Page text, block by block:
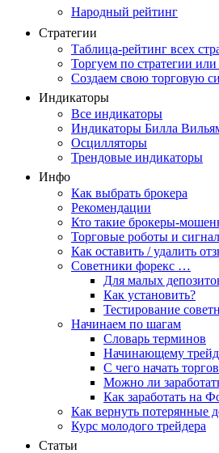
Народный рейтинг
Стратегии
Таблица-рейтинг всех
Торгуем по стратегии
Создаем свою торговую
Индикаторы
Все индикаторы
Индикаторы Билла
Осцилляторы
Трендовые индикаторы
Инфо
Как выбрать брокера
Рекомендации
Кто такие брокеры-
Торговые роботы и
Как оставить / удалить
Советники форекс …
Для малых
Как установить?
Тестирование
Начинаем по шагам
Словарь терминов
Начинающему
С чего начать
Можно ли
Как заработать на
Как вернуть потерянные
Курс молодого трейдера
Статьи